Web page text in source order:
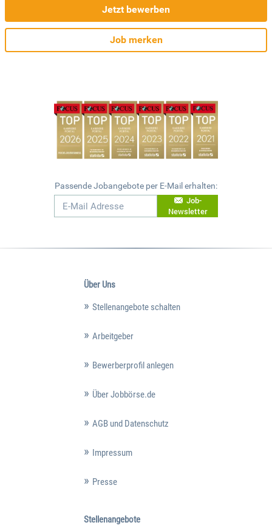
Jetzt bewerben
Job merken
Passende Jobangebote per E-Mail erhalten:
Job-
Newsletter
Über Uns
Stellenangebote schalten
Arbeitgeber
Bewerberprofil anlegen
Über Jobbörse.de
AGB und Datenschutz
Impressum
Presse
Stellenangebote